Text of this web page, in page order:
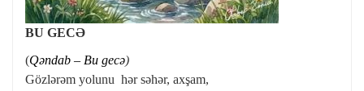
BU GECƏ
(Qəndab – Bu gecə)
Gözlərəm yolunu hər səhər, axşam,